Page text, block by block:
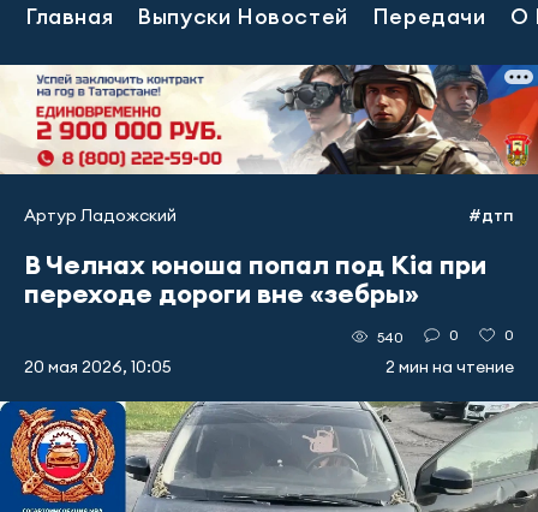
Главная Выпуски Новостей Передачи О
Артур Ладожский #дтп
В Челнах юноша попал под Kia при
переходе дороги вне «зебры»
20 мая 2026, 10:05
540 0 0
2 мин на чтение